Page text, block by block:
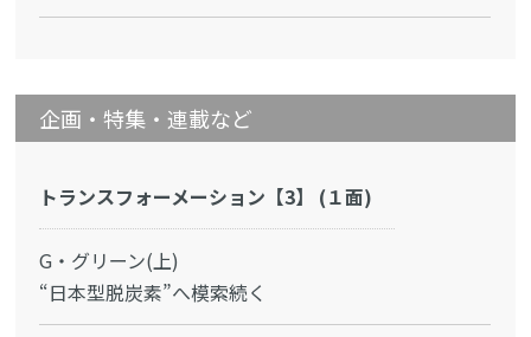
企画・特集・連載など
トランスフォーメーション【3】 (１面)
G・グリーン(上)
“日本型脱炭素”へ模索続く